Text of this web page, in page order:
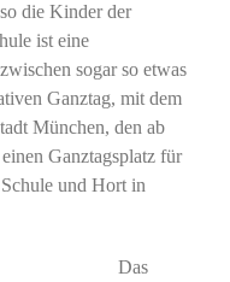
die Kinder der
ist eine
sogar so etwas
Ganztag, mit dem
München, den ab
Ganztagsplatz für
und Hort in
Das